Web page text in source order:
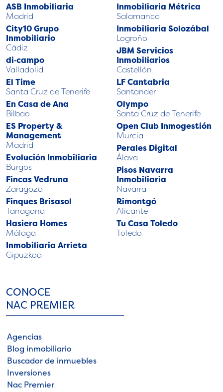
ASB Inmobiliaria
Madrid
City10 Grupo
Inmobiliario
Cádiz
di·campo
Valladolid
El Time
Santa Cruz de Tenerife
En Casa de Ana
Bilbao
ES Property &
Management
Madrid
Evolución Inmobiliaria
Burgos
Fincas Vedruna
Zaragoza
Finques Brisasol
Tarragona
Hasiera Homes
Málaga
Inmobiliaria Arrieta
Gipuzkoa
Inmobiliaria Métrica
Salamanca
Inmobiliaria Solozábal
Logroño
JBM Servicios
Inmobiliarios
Castellón
LF Cantabria
Santander
Olympo
Santa Cruz de Tenerife
Open Club Inmogestión
Murcia
Perales Digital
Álava
Pisos Navarra
Inmobiliaria
Navarra
Rimontgó
Alicante
Tu Casa Toledo
Toledo
CONOCE
NAC PREMIER
Agencias
Blog inmobiliario
Buscador de inmuebles
Inversiones
Nac Premier